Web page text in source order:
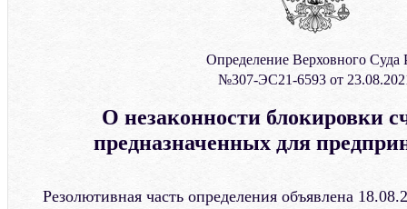
Определение Верховного Суда
№307-ЭС21-6593 от
О незаконности блокировки
предназначенных для
Резолютивная часть определения объявлена